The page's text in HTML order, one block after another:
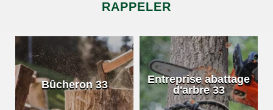
Bûcheron 33
Entreprise abattage
d'arbre 33